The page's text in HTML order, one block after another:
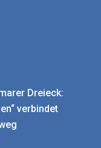
Dreieck:
verbindet